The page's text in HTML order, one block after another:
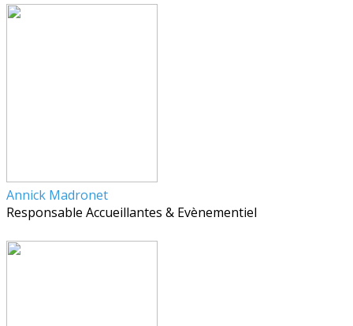
Annick Madronet
Responsable Accueillantes & Evènementiel